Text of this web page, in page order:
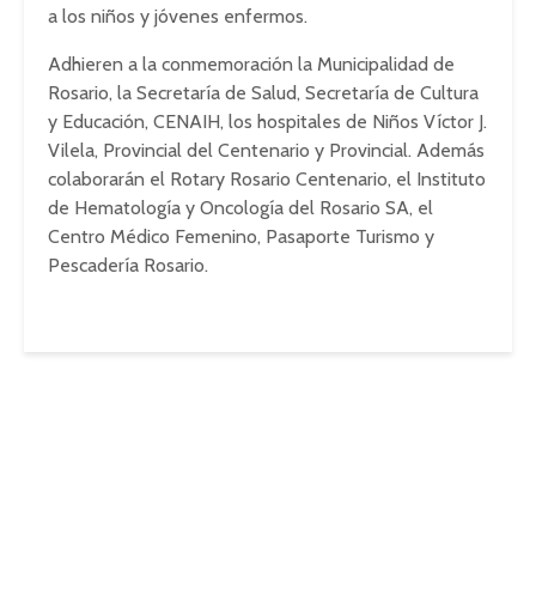
a los niños y jóvenes enfermos.
Adhieren a la conmemoración la Municipalidad de
Rosario, la Secretaría de Salud, Secretaría de Cultura
y Educación, CENAIH, los hospitales de Niños Víctor J.
Vilela, Provincial del Centenario y Provincial. Además
colaborarán el Rotary Rosario Centenario, el Instituto
de Hematología y Oncología del Rosario SA, el
Centro Médico Femenino, Pasaporte Turismo y
Pescadería Rosario.